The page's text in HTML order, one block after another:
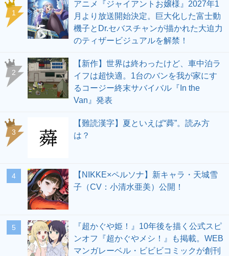
1
アニメ『ジャイアントお嬢様』2027年1
月より放送開始決定。巨大化した富士動
機子とDr.セバスチャンが描かれた大迫力
のティザービジュアルを解禁！
2
【新作】世界は終わったけど、車中泊ラ
イフは超快適。1台のバンを我が家にす
るコージー終末サバイバル『In the
Van』発表
3
【難読漢字】夏といえば“蕣”。読み方
は？
4
【NIKKE×ペルソナ】新キャラ・天城雪
子（CV：小清水亜美）公開！
5
『超かぐや姫！』10年後を描く公式スピ
ンオフ『超かぐやメシ！』も掲載。WEB
マンガレーベル・ビビビコミックが創刊